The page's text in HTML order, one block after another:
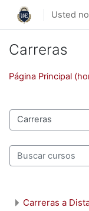
Saltar al contenido
Usted
Carreras
Página Principal
Categorías
Buscar cursos
Carreras a